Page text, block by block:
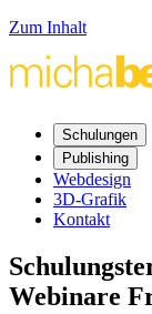
Zum Inhalt
Schulungen
Publishing
Webdesign
3D-Grafik
Kontakt
Webinare